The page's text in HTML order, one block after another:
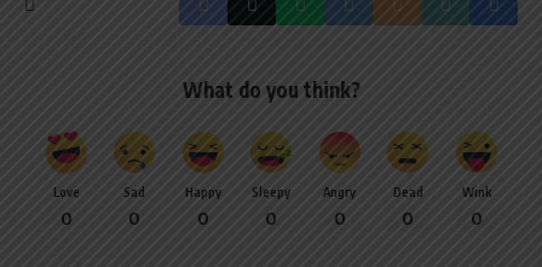
What do you think?
Love
0
Sad
0
Happy
0
Sleepy
0
Angry
0
Dead
0
Wink
0